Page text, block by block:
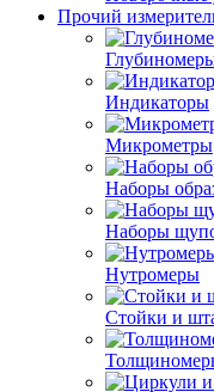
Прочий
Индикаторы
Микрометры
Наборы
Наборы
Нутромеры
Стойки и